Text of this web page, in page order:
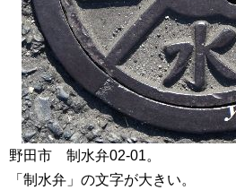
野田市 制水弁02-01。
「制水弁」の文字が大きい。